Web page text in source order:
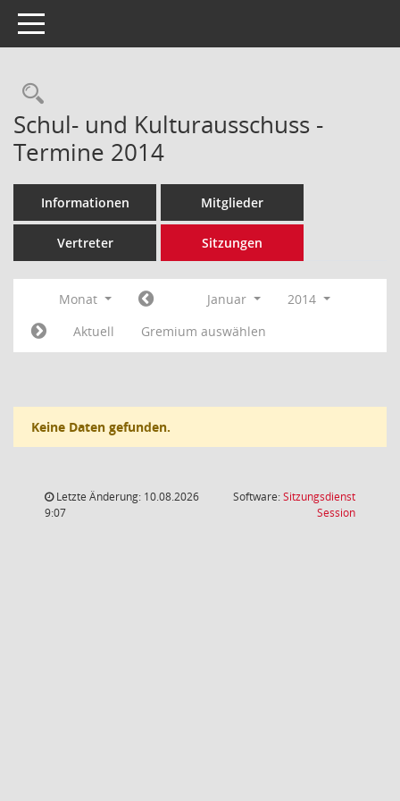
Toggle navigation
Rechercheauswahl
Schul- und Kulturausschuss -
Termine 2014
Informationen Mitglieder
Vertreter Sitzungen
Monat Januar
2014
Aktuell
Gremium auswählen
Keine Daten gefunden.
Letzte Änderung: 10.08.2026
9:07
Software:Sitzungsdienst
Session(Wird in